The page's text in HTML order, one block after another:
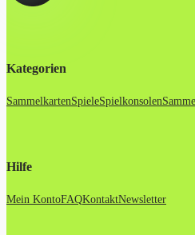
Kategorien
SammelkartenSpieleSpielkonsolen
Hilfe
Mein KontoFAQKontaktNewsletter